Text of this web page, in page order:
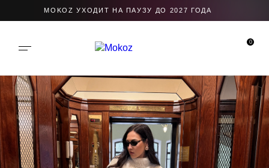
MOKOZ УХОДИТ НА ПАУЗУ ДО 2027 ГОДА
0